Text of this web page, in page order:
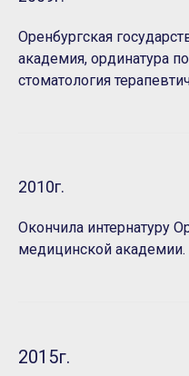
Оренбургская
академия, ординатура
стоматология
2010г.
Окончила интернатуру
медицинской академии.
2015г.